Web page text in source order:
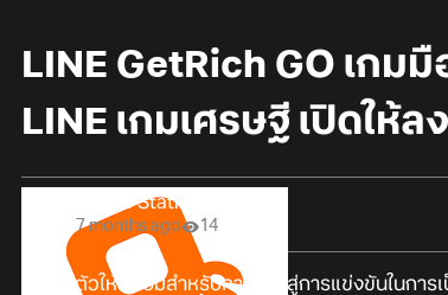
LINE GetRich GO เก
LINE เกมเศรษฐี เปิดให้
Online Station
7 months ago 14
เตรียมตัวให้พร้อมสำหรับการก้าวสู่การแข่งขันในกา